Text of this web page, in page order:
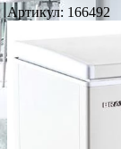
Артикул: 166492